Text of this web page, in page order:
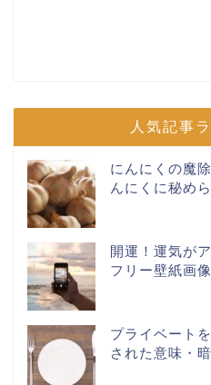
人気記事
にんにくの魔
んにくに秘め
開運！運気が
フリー壁紙画像
プライベート
された意味・